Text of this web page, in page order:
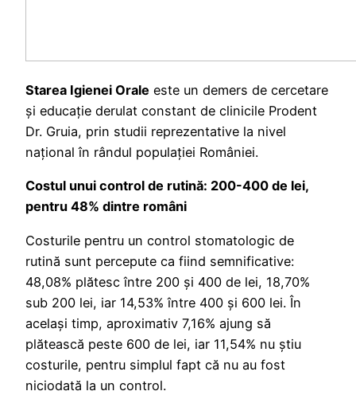
Starea Igienei Orale este un demers de cercetare
și educație derulat constant de clinicile Prodent
Dr. Gruia, prin studii reprezentative la nivel
național în rândul populației României.
Costul unui control de rutină: 200-400 de lei,
pentru 48% dintre români
Costurile pentru un control stomatologic de
rutină sunt percepute ca fiind semnificative:
48,08% plătesc între 200 și 400 de lei, 18,70%
sub 200 lei, iar 14,53% între 400 și 600 lei. În
același timp, aproximativ 7,16% ajung să
plătească peste 600 de lei, iar 11,54% nu știu
costurile, pentru simplul fapt că nu au fost
niciodată la un control.